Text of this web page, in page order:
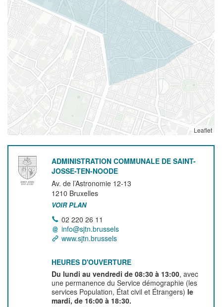
Leaflet
ADMINISTRATION COMMUNALE DE SAINT-
JOSSE-TEN-NOODE
Av. de l’Astronomie 12-13
1210 Bruxelles
VOIR PLAN
02 220 26 11
info@sjtn.brussels
www.sjtn.brussels
HEURES D'OUVERTURE
Du lundi au vendredi de 08:30 à 13:00, avec
une permanence du Service démographie (les
services Population, État civil et Étrangers) le
mardi, de 16:00 à 18:30.